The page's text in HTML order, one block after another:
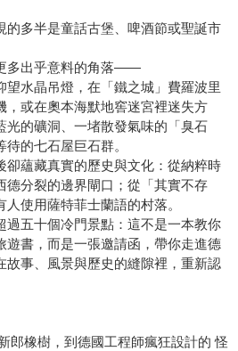
的多半是童話古堡、啤酒節或聖誕市
多出乎意料的角落——
望水晶吊燈，在「鐵之城」費羅波里
，或在奧本海默地窖迷宮裡迷失方
光的礦洞、一堵散發氣味的「臭石
的七石屋巨石群。
卻蘊藏真實的歷史與文化：從納粹時
德分裂的邊界閘口；從「其實不存
使用薩特菲士蘭語的村落。
過五十個冷門景點：這不是一本教你
遊書，而是一張邀請函，帶你走進德
故事、風景與歷史的縫隙裡，重新認
郎橡樹，到德國工程師瘋狂設計的 怪